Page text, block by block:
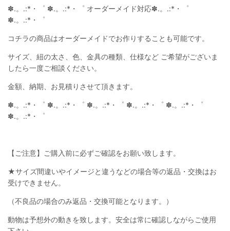
✽.。.:*・゜ ✽.。.:*・゜ オーダーメイド対応✽.。.:*・゜
✽.。.:*・゜
コチラの商品はオーダーメイドでお作りすることも可能です。
サイズ、紐の太さ、色、金具の種類、仕様など ご希望がございま
したら一度ご相談ください。
金額、納期、お見積りさせて頂きます。
✽.。.:*・゜ ✽.。.:*・゜ ✽.。.:*・゜ ✽.。.:*・゜ ✽.。.:*・゜
✽.。.:*・゜
【ご注意】ご購入前に必ずご確認をお願い致します。
★サイズ間違いやイメージと違うなどの場合等の返品・交換はお
受けできません。
（不良品の場合のみ返品・交換可能となります。）
動物は予想外の動きを致します。安全は常に確認しながらご使用